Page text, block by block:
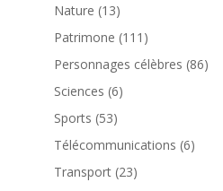
Nature 1313
produits
Patrimone 111 111
produits
Personnages célèbres 8686
Sciences 66
Sports 5353
produits
Télécommunications 66
Transport 2323